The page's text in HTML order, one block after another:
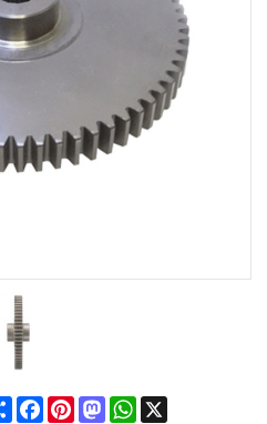
Share FacebookPinterestMastodonWhatsApp